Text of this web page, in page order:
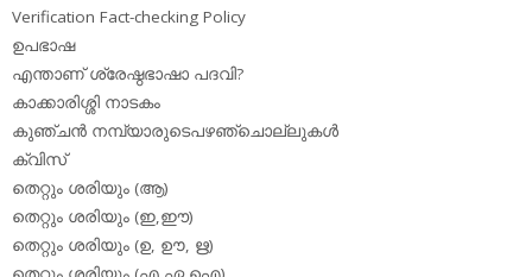
Verification Fact-checking Policy
ഉപഭാഷ
എന്താണ് ശ്രേഷ്ഠഭാഷാ പദവി?
കാക്കാരിശ്ശി നാടകം
കുഞ്ചന്‍ നമ്പ്യാരുടെപഴഞ്ചൊല്ലുകള്‍
ക്വിസ്
തെറ്റും ശരിയും (ആ)
തെറ്റും ശരിയും (ഇ,ഈ)
തെറ്റും ശരിയും (ഉ, ഊ, ഋ)